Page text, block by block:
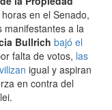
en el Senado,
manifestantes a la
Bullrich bajó el
falta de votos, las
igual y aspiran
en contra del